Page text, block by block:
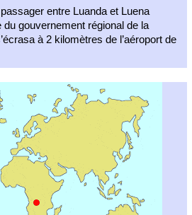
entre Luanda et Luena
gouvernement régional de la
à 2 kilomètres de l’aéroport de